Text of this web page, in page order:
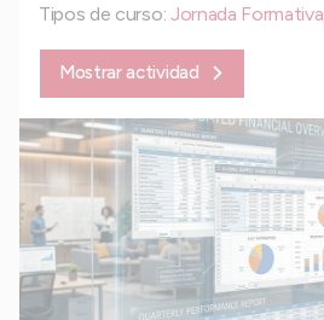
Tipos de curso: Jornada Formativa
Mostrar actividad